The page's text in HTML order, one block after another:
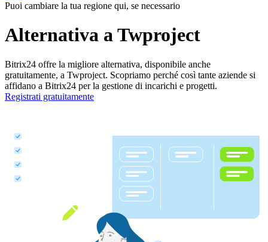
Puoi cambiare la tua regione qui, se necessario
Alternativa a Twproject
Bitrix24 offre la migliore alternativa, disponibile anche
gratuitamente, a Twproject. Scopriamo perché così tante aziende si
affidano a Bitrix24 per la gestione di incarichi e progetti.
Registrati gratuitamente